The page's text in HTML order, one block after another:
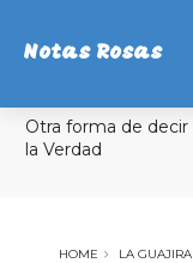
Notas Rosas
Otra forma de decir
la Verdad
HOME LA GUAJIRA